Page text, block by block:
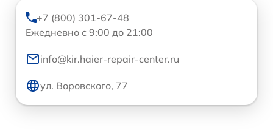
+7 (800) 301-67-48
Ежедневно с 9:00 до 21:00
info@kir.haier-repair-center.ru
ул. Воровского, 77